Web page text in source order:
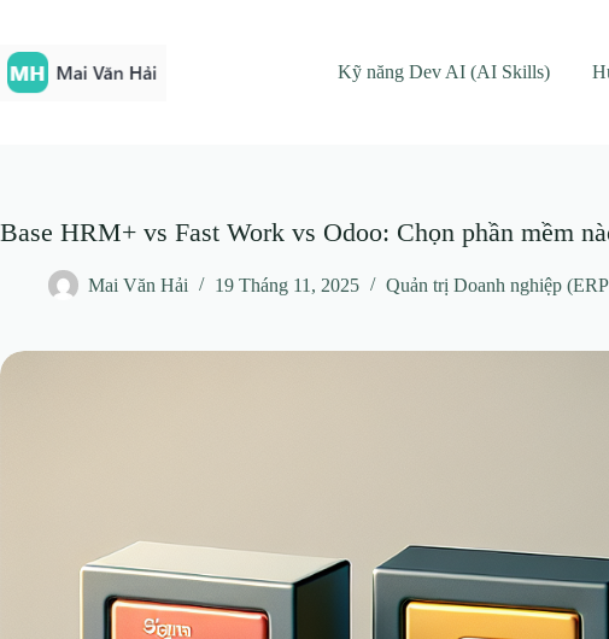
phần
nội
dung
Kỹ năng Dev AI (AI Skills)
Base HRM+ vs Fast Work vs Odoo: Chọn phần mềm
Mai Văn Hải 19 Tháng 11, 2025 Quản trị Doanh nghiệp